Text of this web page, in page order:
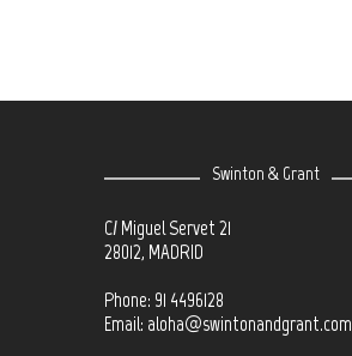
Swinton & Grant
C/ Miguel Servet 21
28012, MADRID
Phone: 91 4496128
Email: aloha@swintonandgrant.com